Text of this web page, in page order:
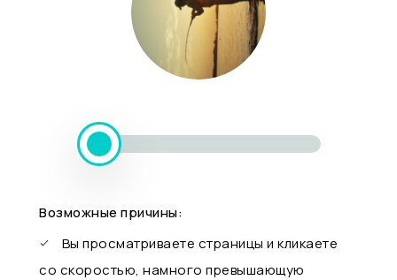
Возможные причины:
Вы просматриваете страницы и кликаете
со скоростью, намного превышающую